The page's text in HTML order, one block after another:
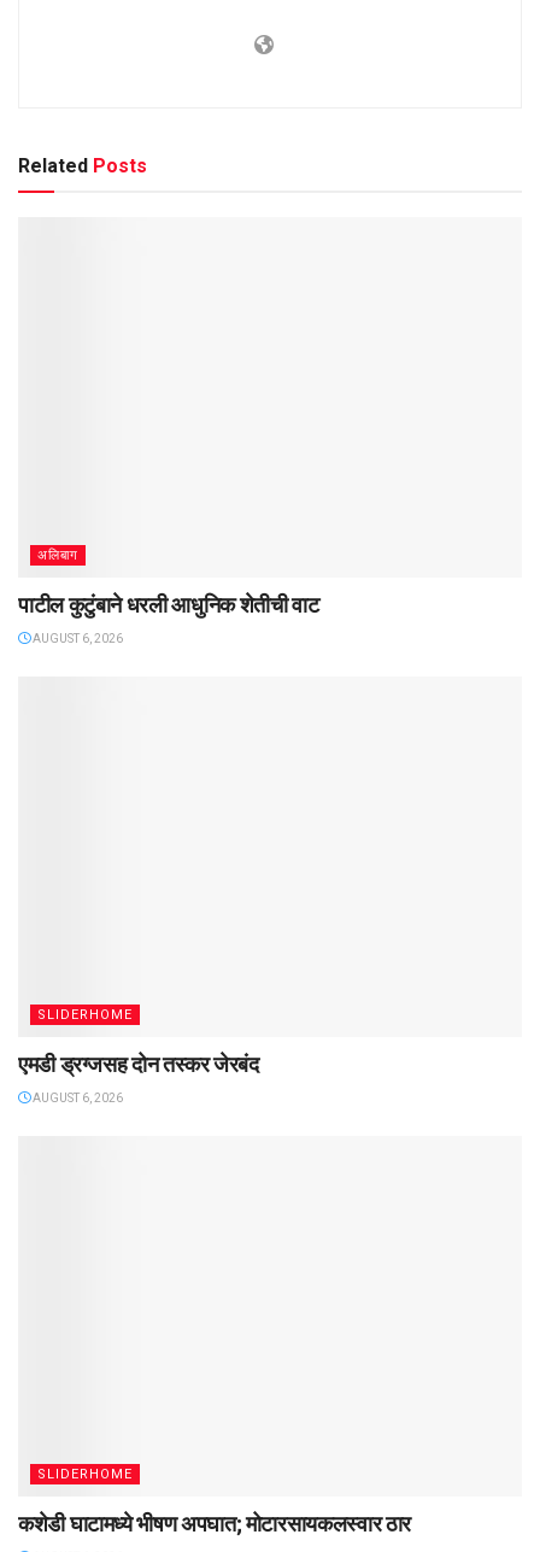
Related Posts
अलिबाग
पाटील कुटुंबाने धरली आधुनिक शेतीची वाट
AUGUST 6, 2026
SLIDERHOME
एमडी ड्रग्जसह दोन तस्कर जेरबंद
AUGUST 6, 2026
SLIDERHOME
कशेडी घाटामध्ये भीषण अपघात; मोटारसायकलस्वार ठार